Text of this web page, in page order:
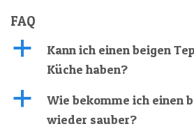
FAQ
a
Kann ich einen beigen
Küche haben?
a
Wie bekomme ich einen
wieder sauber?